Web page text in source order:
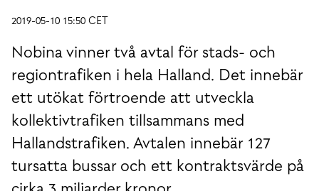
2019-05-10 15:50 CET
Nobina vinner två avtal för stads- och
regiontrafiken i hela Halland. Det innebär
ett utökat förtroende att utveckla
kollektivtrafiken tillsammans med
Hallandstrafiken. Avtalen innebär 127
tursatta bussar och ett kontraktsvärde på